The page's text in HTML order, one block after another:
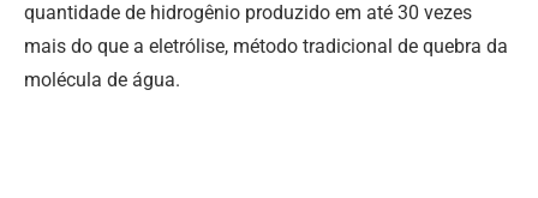
quantidade de hidrogênio produzido em até 30 vezes
mais do que a eletrólise, método tradicional de quebra da
molécula de água.